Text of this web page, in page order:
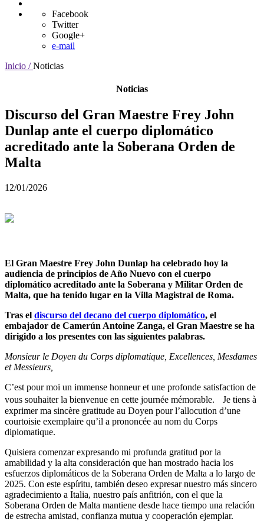
Facebook
Twitter
Google+
e-mail
Inicio / Noticias
Noticias
Discurso del Gran Maestre Frey John
Dunlap ante el cuerpo diplomático
acreditado ante la Soberana Orden de
Malta
12/01/2026
El Gran Maestre Frey John Dunlap ha celebrado hoy la
audiencia de principios de Año Nuevo con el cuerpo
diplomático acreditado ante la Soberana y Militar Orden de
Malta, que ha tenido lugar en la Villa Magistral de Roma.
Tras el discurso del decano del cuerpo diplomático, el
embajador de Camerún Antoine Zanga, el Gran Maestre se ha
dirigido a los presentes con las siguientes palabras.
Monsieur le Doyen du Corps diplomatique, Excellences, Mesdames
et Messieurs,
C’est pour moi un immense honneur et une profonde satisfaction de
vous souhaiter la bienvenue en cette journée mémorable. Je tiens à
exprimer ma sincère gratitude au Doyen pour l’allocution d’une
courtoisie exemplaire qu’il a prononcée au nom du Corps
diplomatique.
Quisiera comenzar expresando mi profunda gratitud por la
amabilidad y la alta consideración que han mostrado hacia los
esfuerzos diplomáticos de la Soberana Orden de Malta a lo largo de
2025. Con este espíritu, también deseo expresar nuestro más sincero
agradecimiento a Italia, nuestro país anfitrión, con el que la
Soberana Orden de Malta mantiene desde hace tiempo una relación
de estrecha amistad, confianza mutua y cooperación ejemplar.